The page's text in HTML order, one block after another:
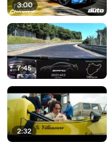
3:00
7:45
2:32